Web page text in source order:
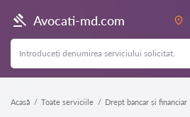
Avocati-md.com
Acasă Toate serviciile Drept bancar și financiar